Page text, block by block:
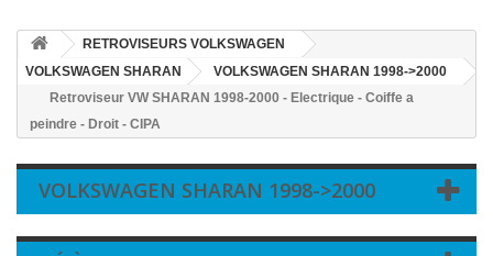
RETROVISEURS VOLKSWAGEN
VOLKSWAGEN SHARAN
VOLKSWAGEN SHARAN 1998->2000
Retroviseur VW SHARAN 1998-2000 - Electrique - Coiffe a
peindre - Droit - CIPA
VOLKSWAGEN SHARAN 1998->2000